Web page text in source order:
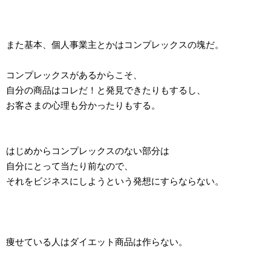
また基本、個人事業主とかはコンプレックスの塊だ。
コンプレックスがあるからこそ、
自分の商品はコレだ！と発見できたりもするし、
お客さまの心理も分かったりもする。
はじめからコンプレックスのない部分は
自分にとって当たり前なので、
それをビジネスにしようという発想にすらならない。
痩せている人はダイエット商品は作らない。